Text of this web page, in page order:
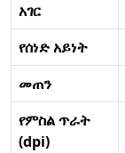
አገር
የሰነድ አይነት
መጠን
የምስል ጥራት
(dpi)